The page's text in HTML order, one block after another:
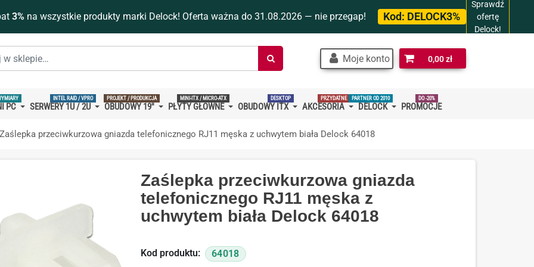
3%na wszystkie produkty marki Delock! Oferta ważna do 31.08.2026 — nie przegap! Kod: DELOCK3%
Sprawdź
ofertę
Delock!
Szukaj
w
Moje konto 0,00 zł
PC SERWERY 1U / 2U
INTEL RAID / VPRO
OBUDOWY 19''
PROJEKT / PRODUKCJA
PŁYTY GŁÓWNE
MINI-ITX / MICRO-ATX
OBUDOWY ITX
DESKTOP
AKCESORIA
PRZYDATNE
DELOCK
PARTNER OD 2010
PROMOCJE
DO -20%
Zaślepka przeciwkurzowa gniazda telefonicznego RJ11 męska z uchwytem biała Delock 64018
Zaślepka przeciwkurzowa gniazda
telefonicznego RJ11 męska z
uchwytem biała Delock 64018
Kod produktu: 64018